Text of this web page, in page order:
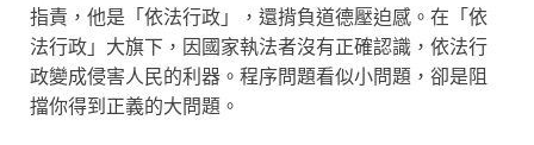
指責，他是「依法行政」，還揹負道德壓迫感。在「依
法行政」大旗下，因國家執法者沒有正確認識，依法行
政變成侵害人民的利器。程序問題看似小問題，卻是阻
擋你得到正義的大問題。